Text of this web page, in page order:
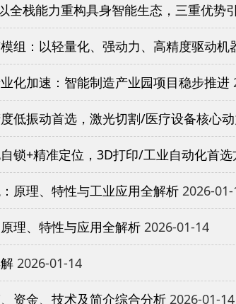
全栈能力重构具身智能生态，三重优势
组：以轻量化、强动力、高精度驱动机
化加速：智能制造产业园项目稳步推进
低振动首选，激光切割/医疗设备核心
锁+精准定位，3D打印/工业自动化首选
原理、特性与工业应用全解析 2026-
理、特性与应用全解析 2026-01-14
2026-01-14
资金、技术及简介综合分析 2026-01-14